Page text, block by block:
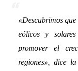
«Descubrimos
eólicos y
promover el
regiones», dice la